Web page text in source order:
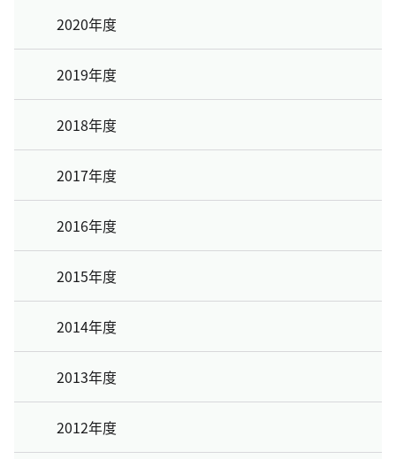
2020年度
2019年度
2018年度
2017年度
2016年度
2015年度
2014年度
2013年度
2012年度